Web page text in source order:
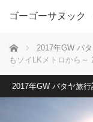
ゴーゴーサヌック
ホーム 2017年GW パ
もソイLKメトロから～
2017年GW パタヤ旅行